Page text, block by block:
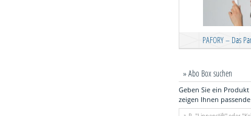
PAFORY – Das
» Abo Box suchen
Geben Sie ein
zeigen Ihnen